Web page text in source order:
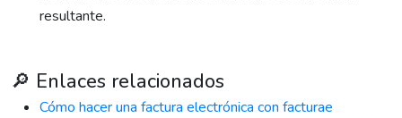
resultante.
🔎 Enlaces relacionados
Cómo hacer una factura electrónica con facturae